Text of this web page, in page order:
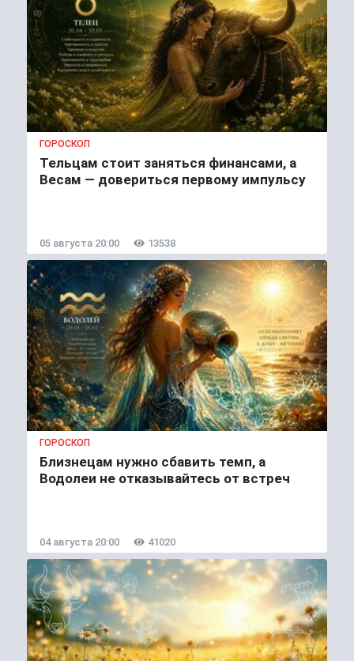
ГОРОСКОП
Тельцам стоит заняться финансами, а
Весам — довериться первому импульсу
05 августа 20:00 13538
ГОРОСКОП
Близнецам нужно сбавить темп, а
Водолеи не отказывайтесь от встреч
04 августа 20:00 41020